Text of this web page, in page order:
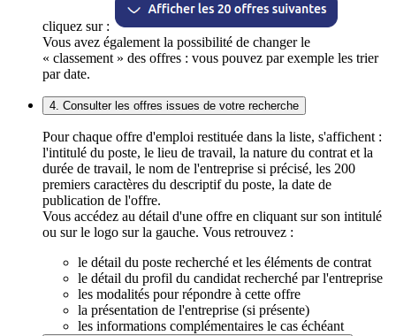
cliquez sur :
Vous avez également la possibilité de changer le
« classement » des offres : vous pouvez par exemple les trier
par date.
4. Consulter les offres issues de votre recherche
Pour chaque offre d'emploi restituée dans la liste, s'affichent :
l'intitulé du poste, le lieu de travail, la nature du contrat et la
durée de travail, le nom de l'entreprise si précisé, les 200
premiers caractères du descriptif du poste, la date de
publication de l'offre.
Vous accédez au détail d'une offre en cliquant sur son intitulé
ou sur le logo sur la gauche. Vous retrouvez :
le détail du poste recherché et les éléments de contrat
le détail du profil du candidat recherché par l'entreprise
les modalités pour répondre à cette offre
la présentation de l'entreprise (si présente)
les informations complémentaires le cas échéant